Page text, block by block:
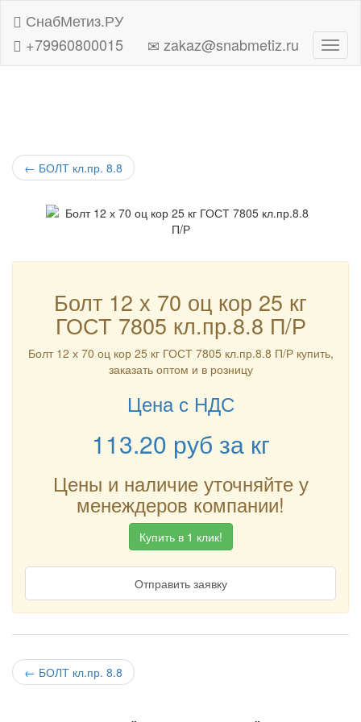
СнабМетиз.РУ
+79960800015
zakaz@snabmetiz.ru
← БОЛТ кл.пр. 8.8
Болт 12 х 70 оц кор 25 кг
ГОСТ 7805 кл.пр.8.8 П/Р
Болт 12 х 70 оц кор 25 кг ГОСТ 7805 кл.пр.8.8 П/Р купить,
заказать оптом и в розницу
Цена с НДС
113.20 руб за кг
Цены и наличие уточняйте у
менеждеров компании!
Купить в 1 клик!
Отправить заявку
← БОЛТ кл.пр. 8.8